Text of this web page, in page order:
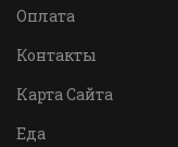
Оплата
Контакты
Карта Сайта
Еда